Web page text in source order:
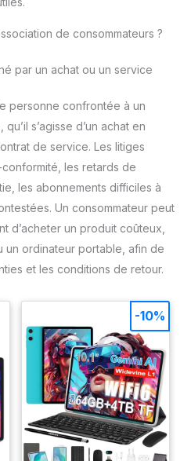
de consommateurs ?
par un achat ou un service
personne confrontée à un
s’agisse d’un achat en
de service. Les litiges
les retards de
les abonnements difficiles à
Un consommateur peut
d’acheter un produit coûteux,
un ordinateur portable, afin de
et les conditions de retour.
-10%